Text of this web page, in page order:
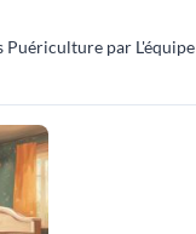
Puériculture par L'équipe